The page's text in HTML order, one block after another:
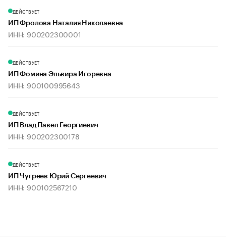
ДЕЙСТВУЕТ
ИП Фролова Наталия Николаевна
ИНН: 900202300001
ДЕЙСТВУЕТ
ИП Фомина Эльвира Игоревна
ИНН: 900100995643
ДЕЙСТВУЕТ
ИП Влад Павел Георгиевич
ИНН: 900202300178
ДЕЙСТВУЕТ
ИП Чугреев Юрий Сергеевич
ИНН: 900102567210